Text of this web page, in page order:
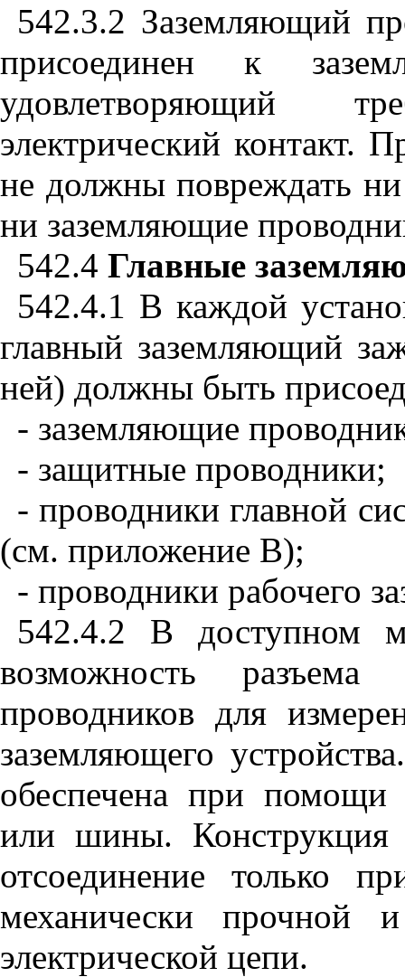
542.3.2 Заземляющий
присоединен к
удовлетворяющий
электрический контакт.
не должны повреждать
ни заземляющие
542.4 Главные
542.4.1 В каждой
главный заземляющий
ней) должны быть
- заземляющие
- защитные проводники;
- проводники главной
(см. приложение В);
- проводники рабочего
542.4.2 В доступном
возможность разъема
проводников для
заземляющего
обеспечена при помощи
или шины. Конструкция
отсоединение только
механически прочной и
электрической цепи.